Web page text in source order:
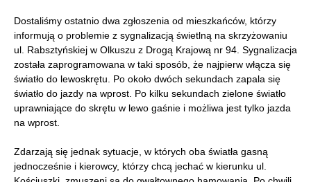
Dostaliśmy ostatnio dwa zgłoszenia od mieszkańców, którzy
informują o problemie z sygnalizacją świetlną na skrzyżowaniu
ul. Rabsztyńskiej w Olkuszu z Drogą Krajową nr 94. Sygnalizacja
została zaprogramowana w taki sposób, że najpierw włącza się
światło do lewoskrętu. Po około dwóch sekundach zapala się
światło do jazdy na wprost. Po kilku sekundach zielone światło
uprawniające do skrętu w lewo gaśnie i możliwa jest tylko jazda
na wprost.
Zdarzają się jednak sytuacje, w których oba światła gasną
jednocześnie i kierowcy, którzy chcą jechać w kierunku ul.